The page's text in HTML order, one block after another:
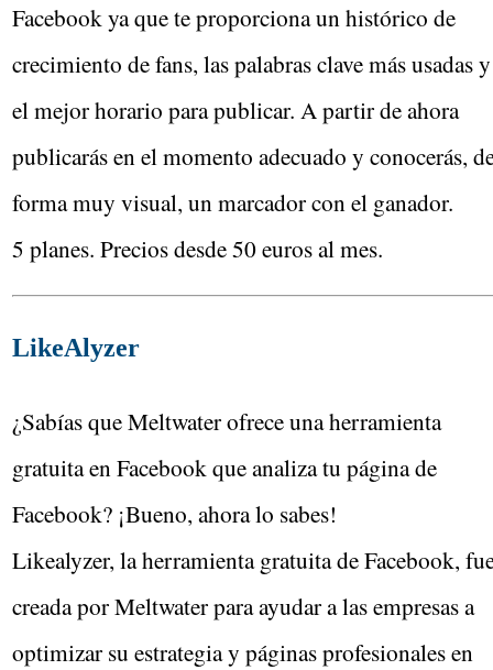
Facebook ya que te proporciona un histórico de
crecimiento de fans, las palabras clave más usadas y
el mejor horario para publicar. A partir de ahora
publicarás en el momento adecuado y conocerás,
forma muy visual, un marcador con el ganador.
5 planes. Precios desde 50 euros al mes.
LikeAlyzer
¿Sabías que Meltwater ofrece una herramienta
gratuita en Facebook que analiza tu página de
Facebook? ¡Bueno, ahora lo sabes!
Likealyzer, la herramienta gratuita de Facebook,
creada por Meltwater para ayudar a las empresas a
optimizar su estrategia y páginas profesionales en